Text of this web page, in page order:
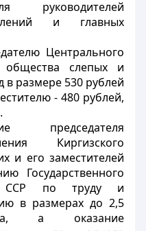
руководителей
и главных
Центрального
общества слепых и
в размере 530 рублей
- 480 рублей,
председателя
Киргизского
и его заместителей
Государственного
ССР по труду и
в размерах до 2,5
а оказание